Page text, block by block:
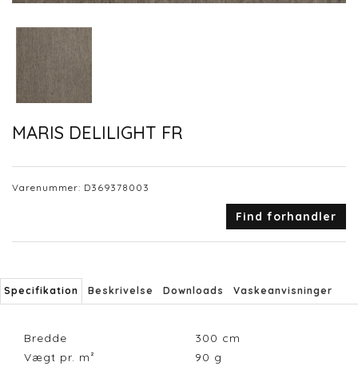
MARIS DELILIGHT FR
Varenummer: D369378003
Find forhandler
Specifikation Beskrivelse Downloads Vaskeanvisninger
Bredde 300 cm
Vægt pr. m²
90 g